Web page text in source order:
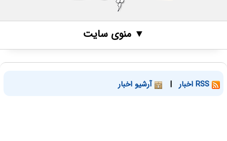
▼ منوی سایت
| آرشیو اخبار